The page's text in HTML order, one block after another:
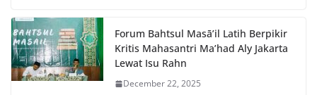
Forum Bahtsul Masā’il Latih Berpikir
Kritis Mahasantri Ma’had Aly Jakarta
Lewat Isu Rahn
December 22, 2025